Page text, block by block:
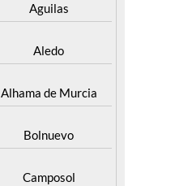
Aguilas
Aledo
Alhama de Murcia
Bolnuevo
Camposol